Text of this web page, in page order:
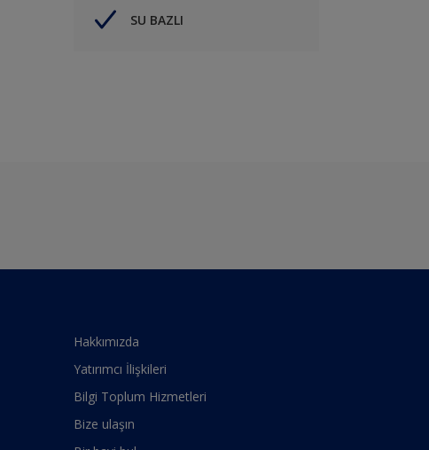
SU BAZLI
Hakkımızda
Yatırımcı İlişkileri
Bilgi Toplum Hizmetleri
Bize ulaşın